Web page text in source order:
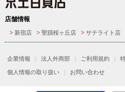
店舗情報
新宿店 聖蹟桜ヶ丘店 サテライト店
企業情報 法人外商部 ご利用規約
個人情報の取り扱い
お問い合わせ